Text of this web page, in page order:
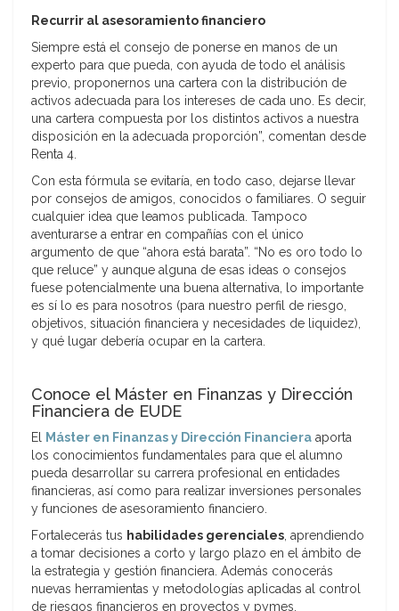
Recurrir al asesoramiento financiero
Siempre está el consejo de ponerse en manos de un
experto para que pueda, con ayuda de todo el análisis
previo, proponernos una cartera con la distribución de
activos adecuada para los intereses de cada uno. Es decir,
una cartera compuesta por los distintos activos a nuestra
disposición en la adecuada proporción”, comentan desde
Renta 4.
Con esta fórmula se evitaría, en todo caso, dejarse llevar
por consejos de amigos, conocidos o familiares. O seguir
cualquier idea que leamos publicada. Tampoco
aventurarse a entrar en compañías con el único
argumento de que “ahora está barata”. “No es oro todo lo
que reluce” y aunque alguna de esas ideas o consejos
fuese potencialmente una buena alternativa, lo importante
es sí lo es para nosotros (para nuestro perfil de riesgo,
objetivos, situación financiera y necesidades de liquidez),
y qué lugar debería ocupar en la cartera.
Conoce el Máster en Finanzas y Dirección
Financiera de EUDE
El Máster en Finanzas y Dirección Financiera aporta
los conocimientos fundamentales para que el alumno
pueda desarrollar su carrera profesional en entidades
financieras, así como para realizar inversiones personales
y funciones de asesoramiento financiero.
Fortalecerás tus habilidades gerenciales, aprendiendo
a tomar decisiones a corto y largo plazo en el ámbito de
la estrategia y gestión financiera. Además conocerás
nuevas herramientas y metodologías aplicadas al control
de riesgos financieros en proyectos y pymes.